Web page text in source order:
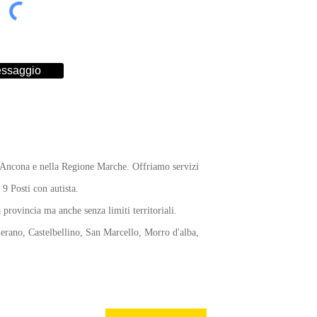
e nella Regione Marche. Offriamo servizi
Posti con autista.
ma anche senza limiti territoriali.
Castelbellino, San Marcello, Morro d'alba,